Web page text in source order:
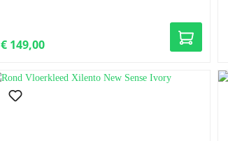
€ 149,00